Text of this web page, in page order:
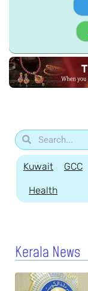
Kuwait GCC
Health
Kerala News